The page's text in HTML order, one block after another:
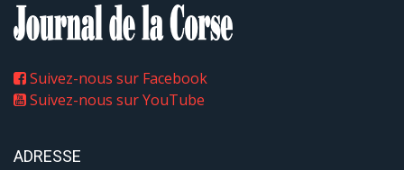
Suivez-nous sur Facebook
Suivez-nous sur YouTube
ADRESSE